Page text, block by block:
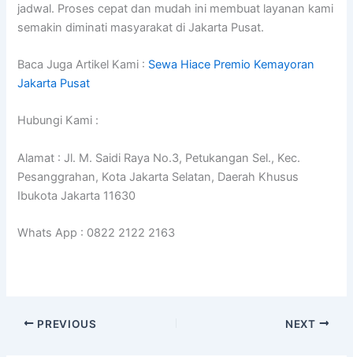
jadwal. Proses cepat dan mudah ini membuat layanan kami
semakin diminati masyarakat di Jakarta Pusat.
Baca Juga Artikel Kami : Sewa Hiace Premio Kemayoran
Jakarta Pusat
Hubungi Kami :
Alamat : Jl. M. Saidi Raya No.3, Petukangan Sel., Kec.
Pesanggrahan, Kota Jakarta Selatan, Daerah Khusus
Ibukota Jakarta 11630
Whats App : 0822 2122 2163
PREVIOUS NEXT